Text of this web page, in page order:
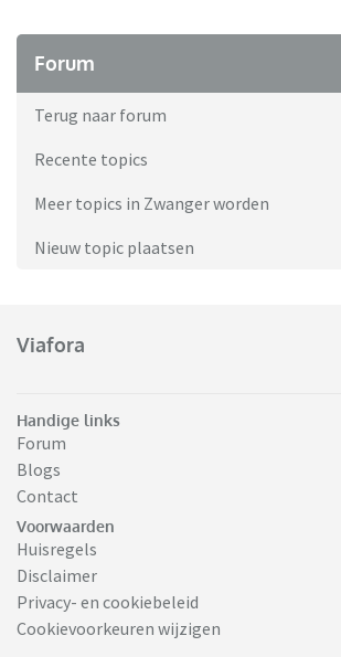
Forum
Terug naar forum
Recente topics
Meer topics in Zwanger worden
Nieuw topic plaatsen
Viafora
Handige links
Forum
Blogs
Contact
Voorwaarden
Huisregels
Disclaimer
Privacy- en cookiebeleid
Cookievoorkeuren wijzigen